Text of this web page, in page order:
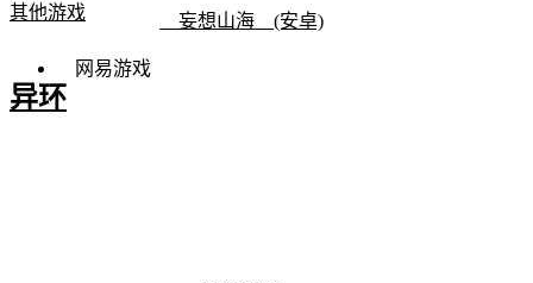
妄想山海 (安卓)
网易游戏
其他游戏
异环